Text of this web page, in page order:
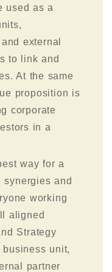
used as a
external
to link and
At the same
proposition is
corporate
in a
way for a
synergies and
working
aligned
Strategy
business unit,
partner